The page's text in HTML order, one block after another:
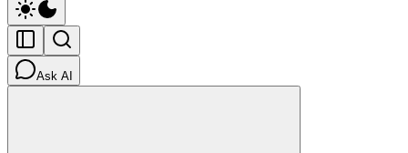
Ask AI